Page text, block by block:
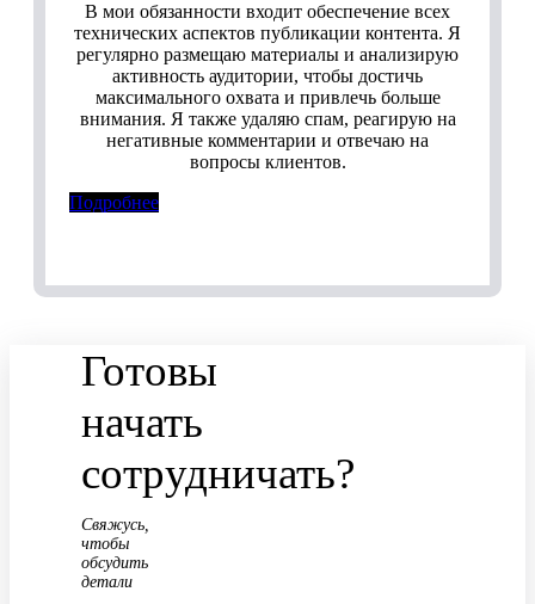
В мои обязанности входит обеспечение всех
технических аспектов публикации контента. Я
регулярно размещаю материалы и анализирую
активность аудитории, чтобы достичь
максимального охвата и привлечь больше
внимания. Я также удаляю спам, реагирую на
негативные комментарии и отвечаю на
вопросы клиентов.
Подробнее
Готовы
начать
сотрудничать?
Свяжусь,
чтобы
обсудить
детали